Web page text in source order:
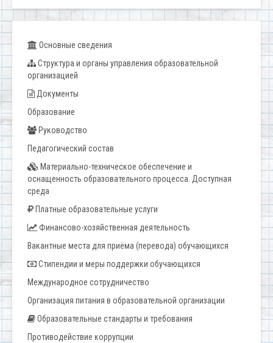
Основные сведения
Структура и органы управления образовательной
организацией
Документы
Образование
Руководство
Педагогический состав
Материально-техническое обеспечение и
оснащенность образовательного процесса. Доступная
среда
Платные образовательные услуги
Финансово-хозяйственная деятельность
Вакантные места для приёма (перевода) обучающихся
Стипендии и меры поддержки обучающихся
Международное сотрудничество
Организация питания в образовательной организации
Образовательные стандарты и требования
Противодействие коррупции